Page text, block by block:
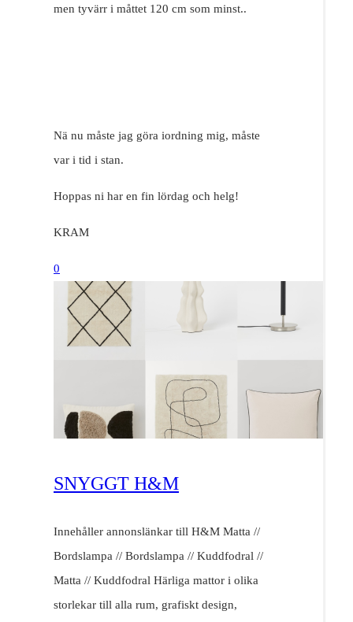
men tyvärr i måttet 120 cm som minst..
Nä nu måste jag göra iordning mig, måste
var i tid i stan.
Hoppas ni har en fin lördag och helg!
KRAM
0
SNYGGT H&M
Innehåller annonslänkar till H&M Matta //
Bordslampa // Bordslampa // Kuddfodral //
Matta // Kuddfodral Härliga mattor i olika
storlekar till alla rum, grafiskt design,